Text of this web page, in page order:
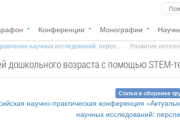
Конференции Монографии
научных исследований: персп... Развитие
дошкольного возраста с помощью STEM-
Статья в сборнике
научно-практическая конференция
научных исследований: